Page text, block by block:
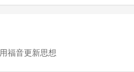
让信仰照亮生活 用福音更新思想